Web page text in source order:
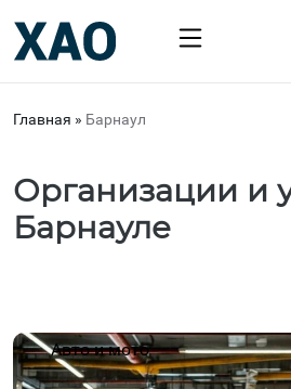
Главная » Барнаул
Организации и
Барнауле
Авто и мото